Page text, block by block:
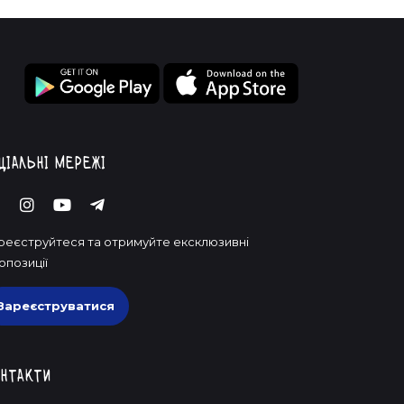
мережі
та отримуйте ексклюзивні